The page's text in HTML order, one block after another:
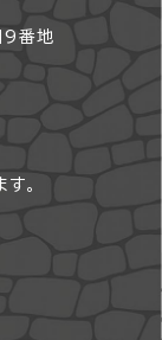
番地
。